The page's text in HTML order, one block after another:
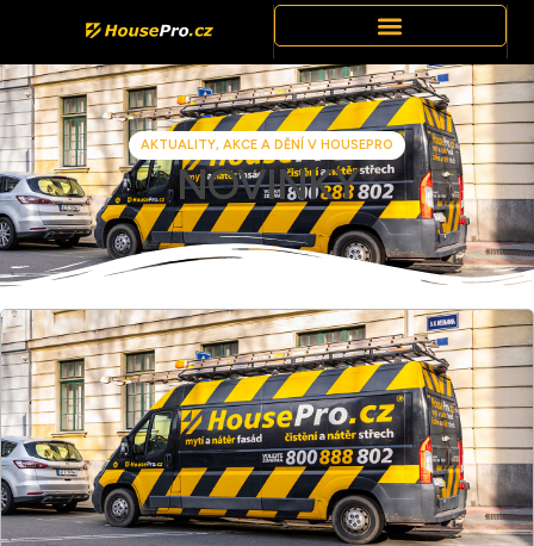
AKTUALITY, AKCE A DĚNÍ V HOUSEPRO
NOVINKY